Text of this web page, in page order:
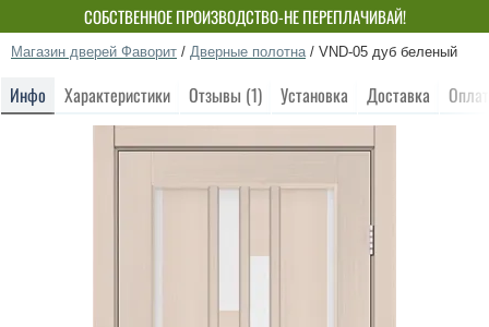
СОБСТВЕННОЕ ПРОИЗВОДСТВО-НЕ ПЕРЕПЛАЧИВАЙ!
Магазин дверей Фаворит / Дверные полотна / VND-05 дуб беленый
Инфо Характеристики Отзывы (1) Установка Доставка